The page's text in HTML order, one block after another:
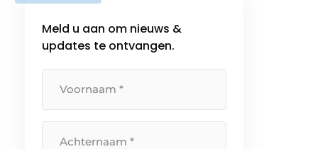
Meld u aan om nieuws &
updates te ontvangen.